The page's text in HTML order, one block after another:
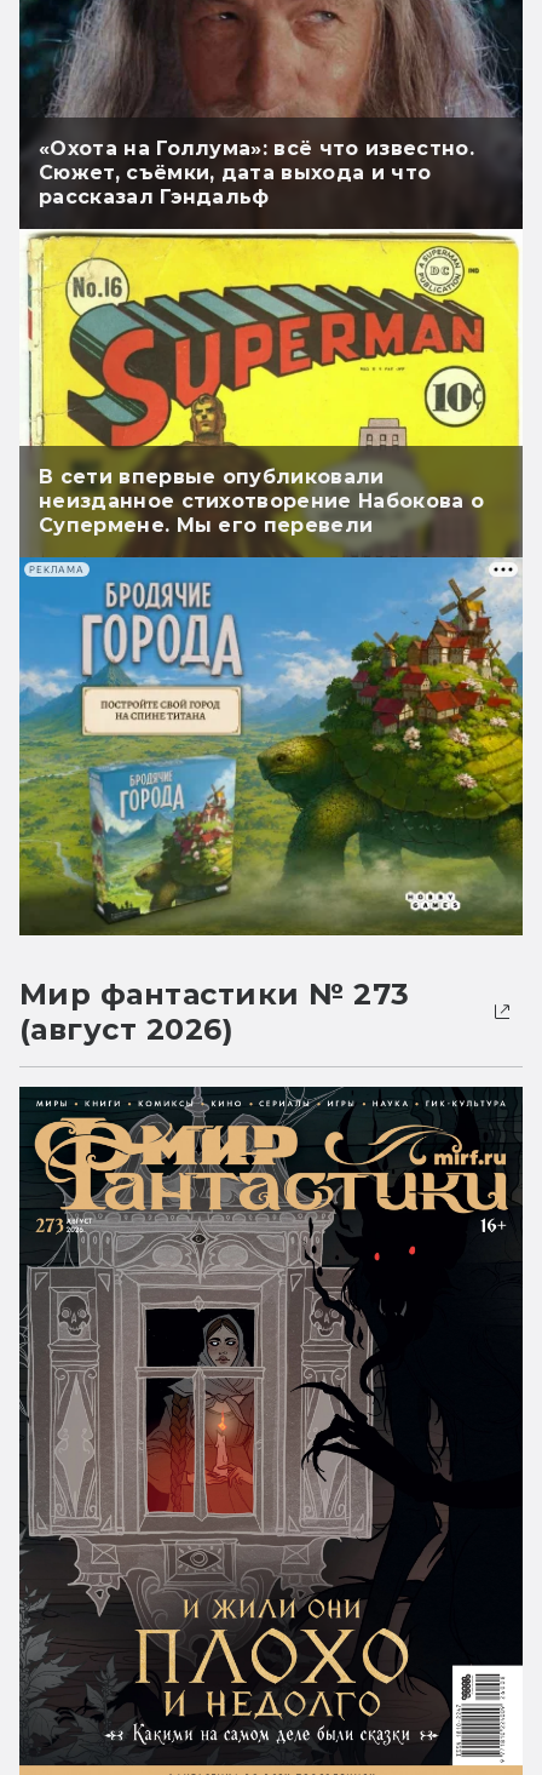
«Охота на Голлума»: всё что известно.
Сюжет, съёмки, дата выхода и что
рассказал Гэндальф
В сети впервые опубликовали
неизданное стихотворение Набокова о
Супермене. Мы его перевели
РЕКЛАМА
Мир фантастики № 273
(август 2026)